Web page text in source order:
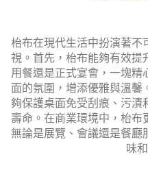
枱布在現代生活中扮演著不
視。首先，枱布能夠有效提
用餐還是正式宴會，一塊精
面的氛圍，增添優雅與溫馨
夠保護桌面免受刮痕、污漬
壽命。 在商業環境中，枱布
無論是展覽、會議還是餐廳
味